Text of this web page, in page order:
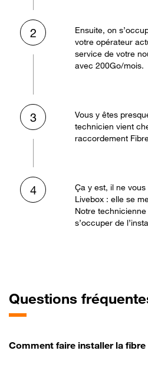
2
Ensuite, on
votre opérateur
service de votre
avec 200Go/mois.
3
Vous y êtes
technicien vient
raccordement
4
Ça y est, il ne
Livebox : elle se
Notre
s’occuper de
Questions
Comment faire installer la fibre